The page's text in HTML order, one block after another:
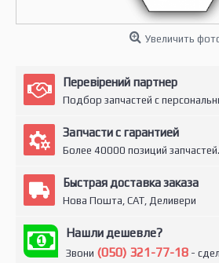
Увеличить
Перевірений партнер
Подбор запчастей с
Запчасти с гарантией
Более 40000 позиций запчастей.
Быстрая доставка заказа
Нова Пошта, САТ, Деливери
Нашли дешевле?
Звони (050) 321-77-18 -